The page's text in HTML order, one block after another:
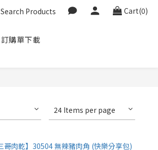
Search Products Cart(0)
訂購單下載
24 Items per page